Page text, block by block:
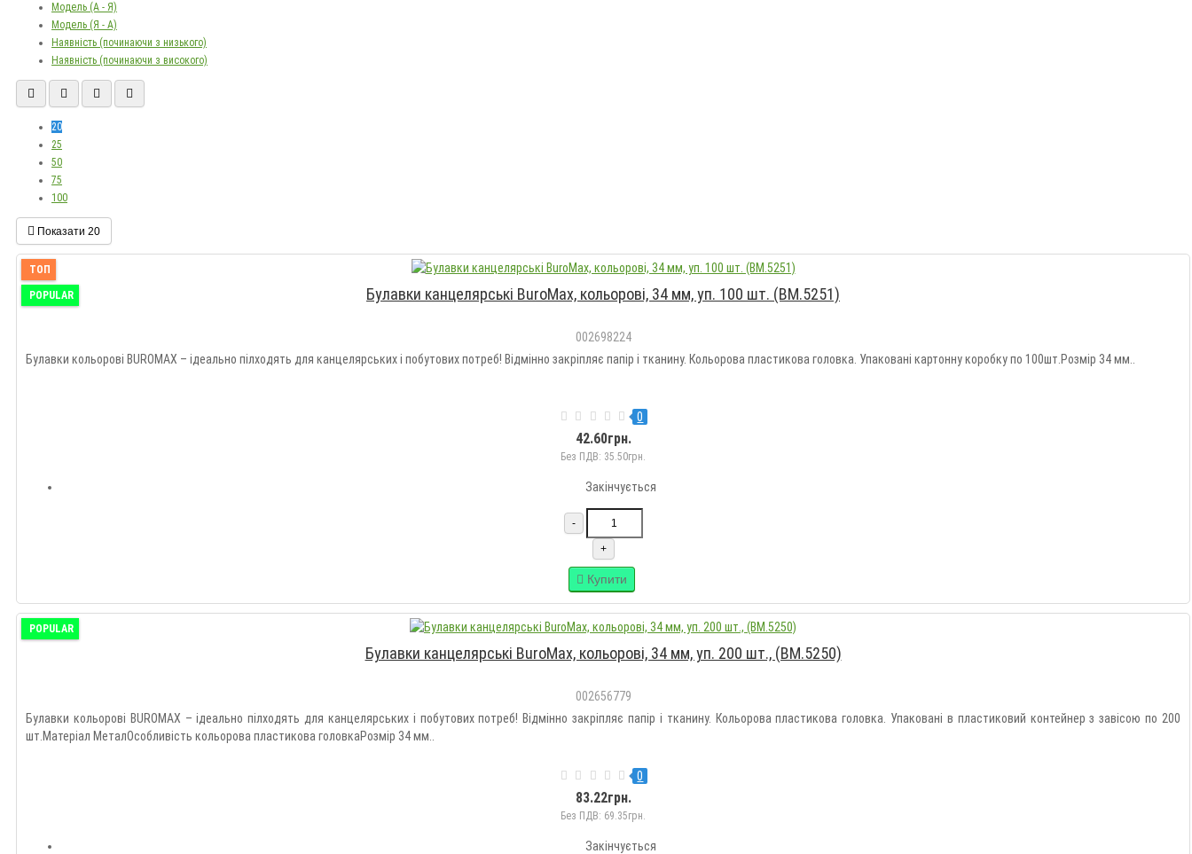
Модель (А - Я)
Модель (Я - А)
Наявність (починаючи з низького)
Наявність (починаючи з високого)
20
25
50
75
100
Показати 20
ТОП
POPULAR Булавки канцелярські BuroMax, кольорові, 34 мм, уп. 100 шт. (BM.5251)
002698224
Булавки кольорові BUROMAX – ідеально пілходять для канцелярських і побутових потреб! Відмінно закріпляє папір і тканину. Кольорова пластикова головка. Упаковані картонну коробку по 100шт.Розмір 34 мм..
0
42.60грн.
Без ПДВ: 35.50грн.
Закінчується
-
+
Купити
POPULAR
Булавки канцелярські BuroMax, кольорові, 34 мм, уп. 200 шт., (BM.5250)
002656779
Булавки кольорові BUROMAX – ідеально пілходять для канцелярських і побутових потреб! Відмінно закріпляє папір і тканину. Кольорова пластикова головка. Упаковані в пластиковий контейнер з завісою по 200
шт.Матеріал МеталОсобливість кольорова пластикова головкаРозмір 34 мм..
0
83.22грн.
Без ПДВ: 69.35грн.
Закінчується